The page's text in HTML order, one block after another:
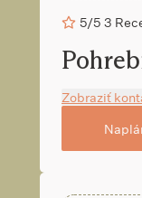
5/5 3
Zobraziť